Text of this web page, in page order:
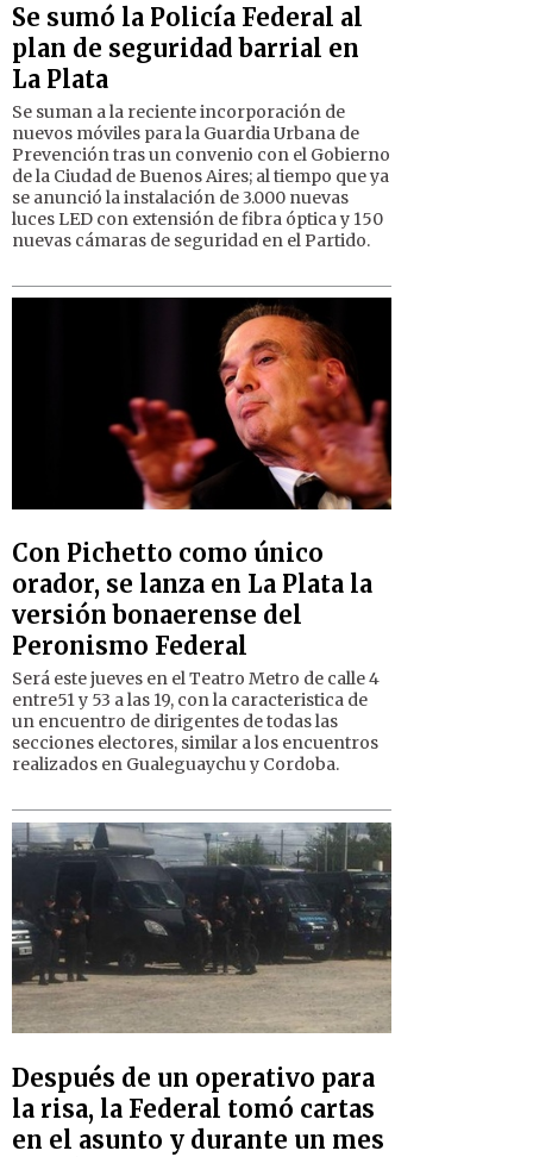
Se sumó la Policía Federal al
plan de seguridad barrial en
La Plata
Se suman a la reciente incorporación de
nuevos móviles para la Guardia Urbana de
Prevención tras un convenio con el Gobierno
de la Ciudad de Buenos Aires; al tiempo que ya
se anunció la instalación de 3.000 nuevas
luces LED con extensión de fibra óptica y 150
nuevas cámaras de seguridad en el Partido.
Con Pichetto como único
orador, se lanza en La Plata la
versión bonaerense del
Peronismo Federal
Será este jueves en el Teatro Metro de calle 4
entre51 y 53 a las 19, con la caracteristica de
un encuentro de dirigentes de todas las
secciones electores, similar a los encuentros
realizados en Gualeguaychu y Cordoba.
Después de un operativo para
la risa, la Federal tomó cartas
en el asunto y durante un mes